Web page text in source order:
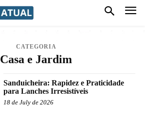
CATEGORIA
Casa e Jardim
Sanduicheira: Rapidez e Praticidade
para Lanches Irresistíveis
18 de July de 2026